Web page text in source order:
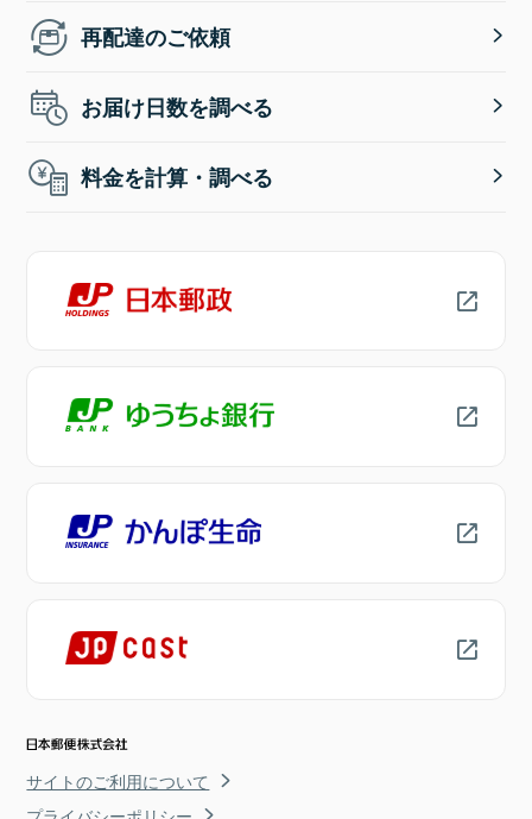
再配達のご依頼
お届け日数を調べる
料金を計算・調べる
サイトのご利用について